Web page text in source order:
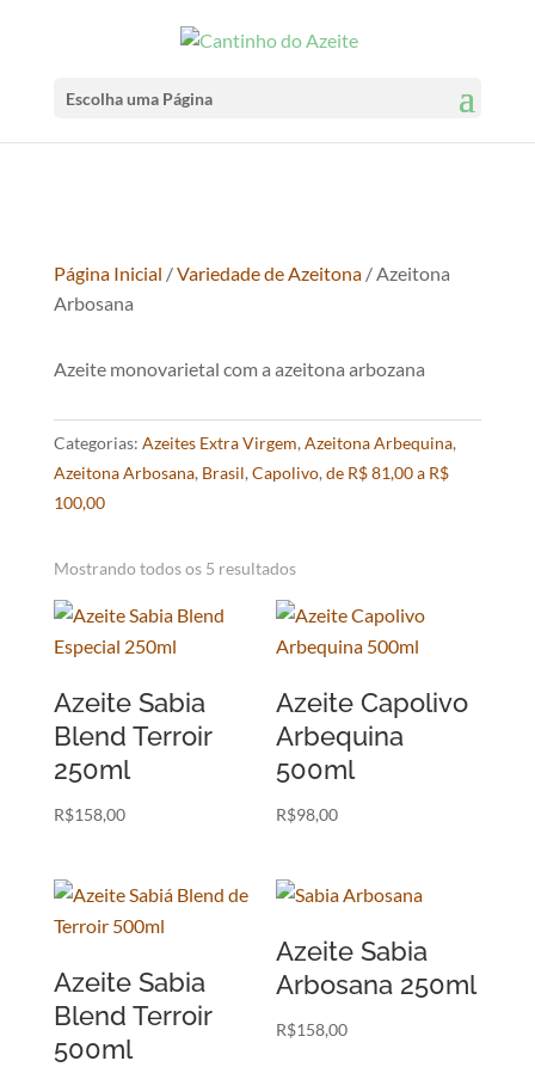
Escolha uma Página
Página Inicial /Variedade de Azeitona/ Azeitona
Arbosana
Azeite monovarietal com a azeitona arbozana
Categorias: Azeites Extra Virgem, Azeitona Arbequina,
Azeitona Arbosana, Brasil, Capolivo, de R$ 81,00 a R$
100,00
Mostrando todos os 5 resultados
Azeite Sabia
Blend Terroir
250ml
R$158,00
Azeite Capolivo
Arbequina
500ml
R$98,00
Azeite Sabia
Blend Terroir
500ml
Azeite Sabia
Arbosana 250ml
R$158,00